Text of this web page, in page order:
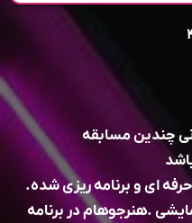
چندین مسابقه
ای و برنامه ریزی شده.
.هنرجوهام در برنامه